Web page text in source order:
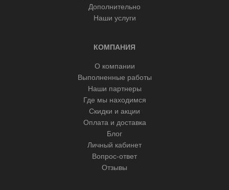
Дополнительно
Наши услуги
КОМПАНИЯ
О компании
Выполненные работы
Наши партнеры
Где мы находимся
Скидки и акции
Оплата и доставка
Блог
Личный кабинет
Вопрос-ответ
Отзывы